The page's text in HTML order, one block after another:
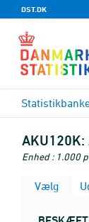
DST.DK
AKU120K:
Enhed : 1.000
Vælg